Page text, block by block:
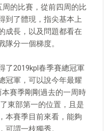
的比賽，從前四周的比
到了體現，指尖基本上
成長，以及問題都看在
隊分一個梯度。
了2019kpl春季賽總冠軍
冠軍，可以說今年最耀
賽季剛剛過去的一周時
東部第一的位置，且是
本賽季目前來看，能夠
可謂一枝獨秀。